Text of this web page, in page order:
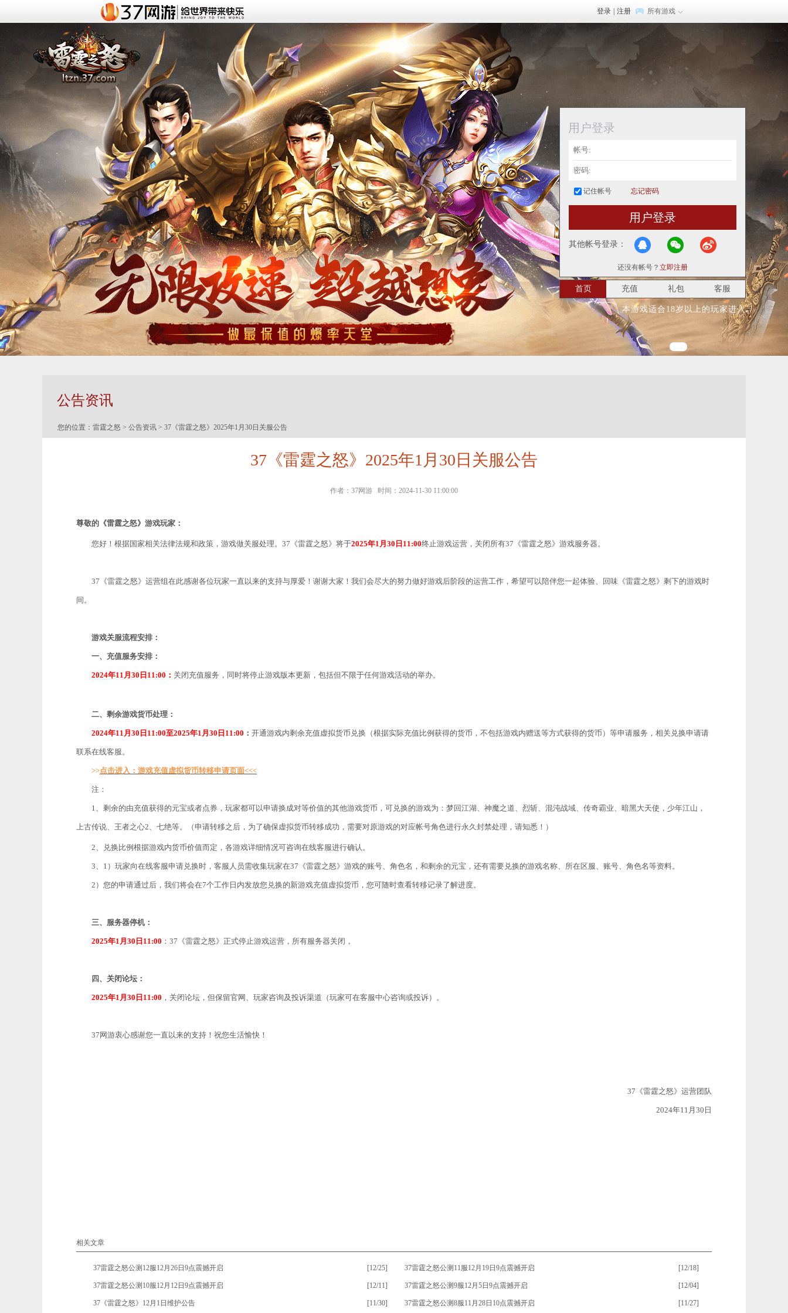
登录 注册 所有游戏
用户登录
记住帐号 忘记密码
用户登录
其他帐号登录：
还没有帐号？ 立即注册
首页 充值 礼包 客服
本游戏适合18岁以上的玩家进入
公告资讯
您的位置： 雷霆之怒 > 公告资讯 > 37《雷霆之怒》2025年1月30日关服公告
37《雷霆之怒》2025年1月30日关服公告
作者：37网游 时间：2024-11-30 11:00:00
尊敬的《雷霆之怒》游戏玩家：
您好！根据国家相关法律法规和政策，游戏做关服处理。 37《雷霆之怒》将于2025年1月30日11:00终止游戏运营，关闭所有37《雷霆之怒》游戏服务器。
37《雷霆之怒》运营组在此感谢各位玩家一直以来的支持与厚爱！谢谢大家！我们会尽大的努力做好游戏后阶段的运营工作，希望可以陪伴您一起体验、回味《雷霆之怒》剩下的游戏时
间。
游戏关服流程安排：
一、充值服务安排：
2024年11月30日 11:00： 关闭充值服务，同时将停止游戏版本更新，包括但不限于任何游戏活动的举办。
二、剩余游戏货币处理：
2024年11月30日 11:00至2025年1月30日11:00 ： 开通游戏内剩余充值虚拟货币兑换（根据实际充值比例获得的货币，不包括游戏内赠送等方式获得的货币）等申请服务，相关兑换申请请
联系在线客服。
>>点击进入：游戏充值虚拟货币转移申请页面<<<
注：
1、剩余的由充值获得的元宝或者点券，玩家都可以申请换成对等价值的其他游戏货币，可兑换的游戏为：梦回江湖、神魔之道、烈斩、混沌战域、传奇霸业、暗黑大天使，少年江山，
上古传说、王者之心2、七绝等。（申请转移之后，为了确保虚拟货币转移成功，需要对原游戏的对应帐号角色进行永久封禁处理，请知悉！）
2、兑换比例根据游戏内货币价值而定，各游戏详细情况可咨询在线客服进行确认。
3、1）玩家向在线客服申请兑换时，客服人员需收集玩家在37《雷霆之怒》游戏的账号、角色名，和剩余的元宝，还有需要兑换的游戏名称、所在区服、账号、角色名等资料。
2）您的申请通过后，我们将会在7个工作日内发放您兑换的新游戏充值虚拟货币，您可随时查看转移记录了解进度。
三、服务器停机：
2025年1月30日11:00 ： 37《雷霆之怒》正式停止游戏运营，所有服务器关闭，
四、关闭论坛：
2025年1月30日11:00 ，关闭论坛，但保留官网、玩家咨询及投诉渠道（玩家可在客服中心咨询或投诉）。
37网游衷心感谢您一直以来的支持！祝您生活愉快！
37《雷霆之怒》运营团队
2024年11 月30日
相关文章
[12/25]
37雷霆之怒公测12服12月26日9点震撼开启 [12/18]
37雷霆之怒公测11服12月19日9点震撼开启
[12/11]
37雷霆之怒公测10服12月12日9点震撼开启 [12/04]
37雷霆之怒公测9服12月5日9点震撼开启
[11/30]
37《雷霆之怒》12月1日维护公告 [11/27]
37雷霆之怒公测8服11月28日10点震撼开启